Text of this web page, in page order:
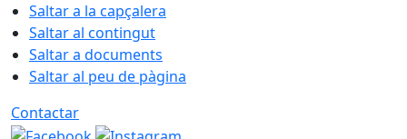
Saltar a la capçalera
Saltar al contingut
Saltar a documents
Saltar al peu de pàgina
Contactar